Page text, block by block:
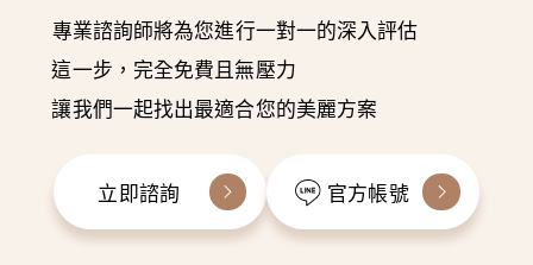
專業諮詢師將為您進行一對一的深入評估
這一步，完全免費且無壓力
讓我們一起找出最適合您的美麗方案
立即諮詢 官方帳號